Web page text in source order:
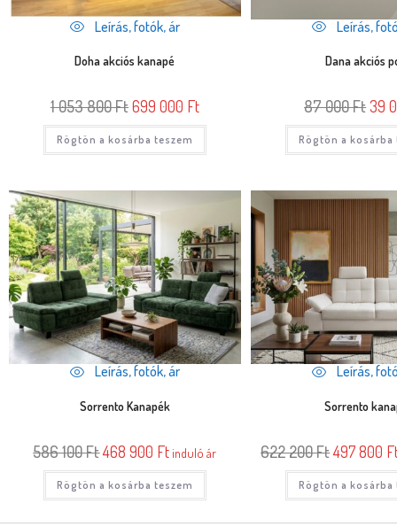
Leírás, fotók, ár
Doha akciós kanapé
1 053 800Ft699 000 Ft
Rögtön a kosárba teszem
Leírás,
Dana akciós
87 000Ft 39
Rögtön a kosárba
Leírás, fotók, ár
Sorrento Kanapék
586 100Ft468 900 Ftinduló ár
Rögtön a kosárba teszem
Leírás,
Sorrento
622 200Ft497 800
Rögtön a kosárba